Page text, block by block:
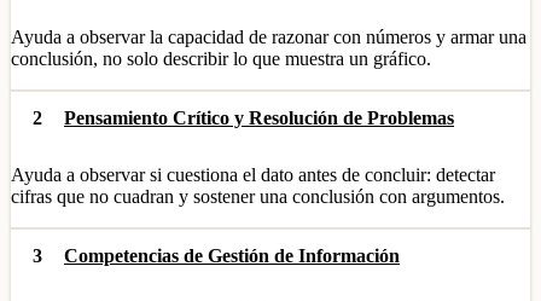
Ayuda a observar la capacidad de razonar con números y armar una
conclusión, no solo describir lo que muestra un gráfico.
2 Pensamiento Crítico y Resolución de Problemas
Ayuda a observar si cuestiona el dato antes de concluir: detectar
cifras que no cuadran y sostener una conclusión con argumentos.
3 Competencias de Gestión de Información